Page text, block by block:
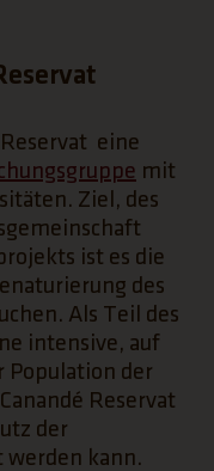
eine
(Link
mit
Ziel, des
ist es die
des
Als Teil des
intensive, auf
Population der
Reservat
der
werden kann.